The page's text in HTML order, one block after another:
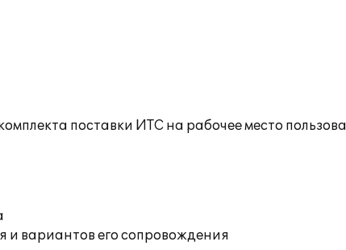
поставки ИТС на рабочее место
и вариантов его сопровождения